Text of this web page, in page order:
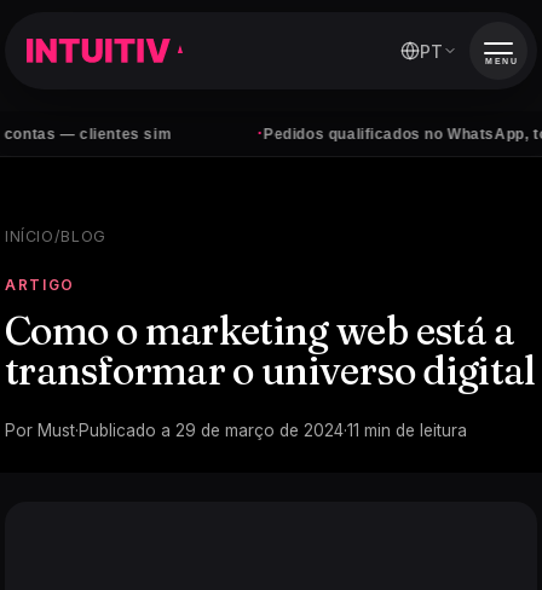
sim Pedidos qualificados no WhatsApp, todos os
PT MENU
INÍCIO/BLOG
ARTIGO
Como o marketing web está a
transformar o universo digital
Por Must·Publicado a 29 de março de 2024·11 min de leitura